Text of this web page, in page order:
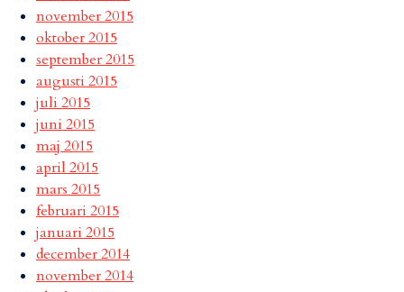
november 2015
oktober 2015
september 2015
augusti 2015
juli 2015
juni 2015
maj 2015
april 2015
mars 2015
februari 2015
januari 2015
december 2014
november 2014